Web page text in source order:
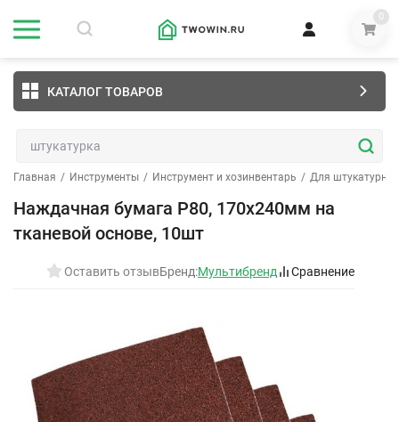
0
КАТАЛОГ ТОВАРОВ
Главная / Инструменты / Инструмент и хозинвентарь / Для
Наждачная бумага Р80, 170х240мм на
тканевой основе, 10шт
Оставить отзывБренд:Мультибренд Сравнение